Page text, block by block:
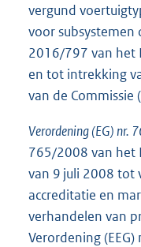
vergund
voor subsystemen
2016/797 van het
en tot intrekking
van de Commissie
Verordening (EG) nr.
765/2008 van het
van 9 juli 2008 tot
accreditatie en
verhandelen van
Verordening